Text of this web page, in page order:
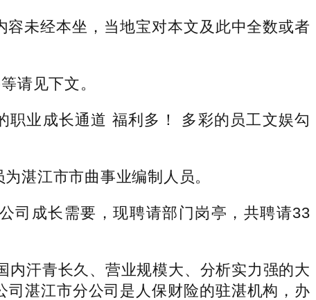
未经本坐，当地宝对本文及此中全数或者
请见下文。
业成长通道 福利多！ 多彩的员工文娱勾
湛江市市曲事业编制人员。
成长需要，现聘请部门岗亭，共聘请33
汗青长久、营业规模大、分析实力强的大
湛江市分公司是人保财险的驻湛机构，办